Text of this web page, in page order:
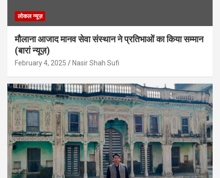
लोकल न्यूज़
मौलाना आजाद मानव सेवा संस्थान ने प्रतिभाओं का किया सम्मान
(बारां न्यूज़)
February 4, 2025 Nasir Shah Sufi